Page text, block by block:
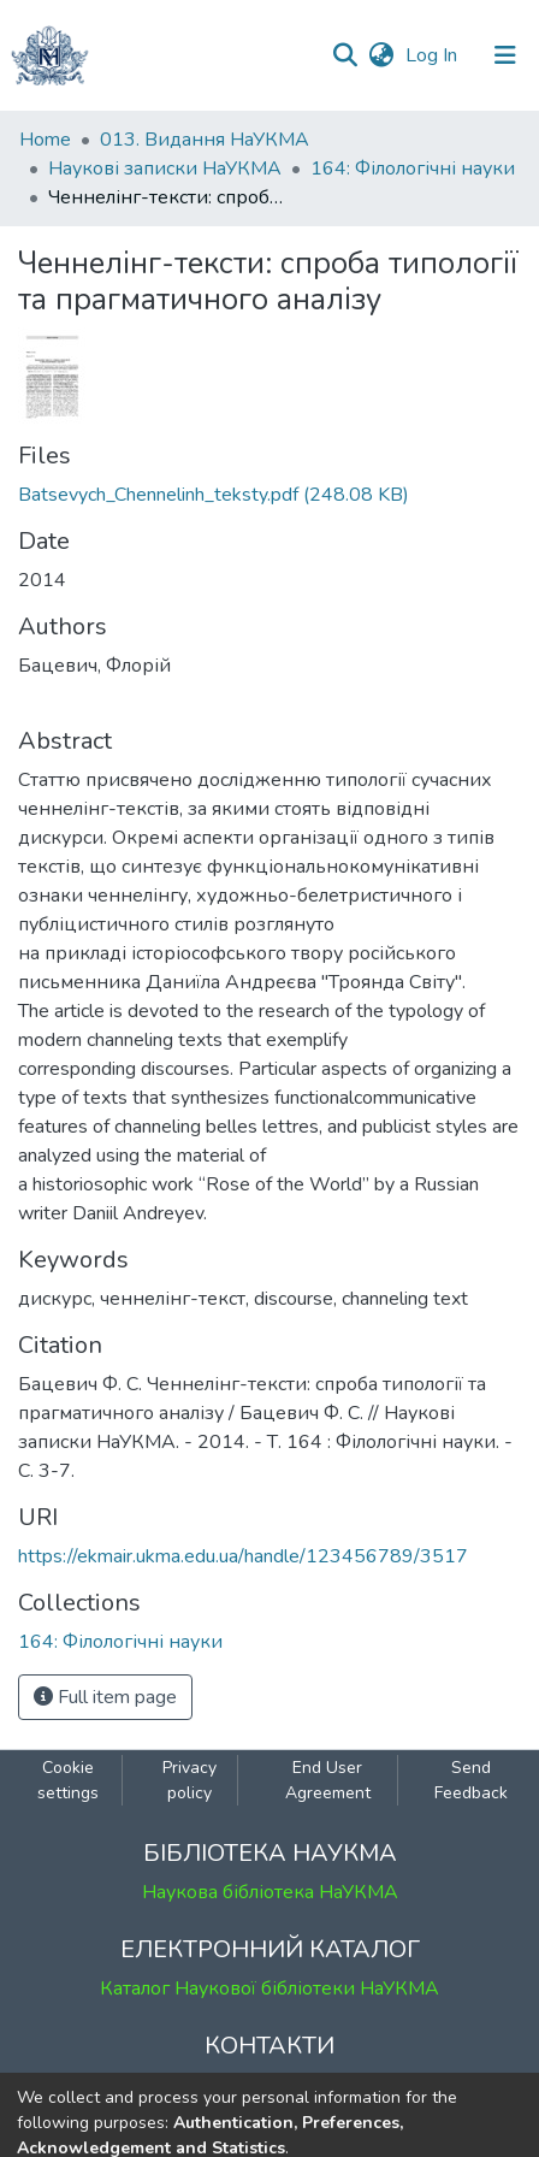
Log In (current)
Communities
&
Collections
Statistics
Home
013. Видання НаУКМА
Наукові записки НаУКМА
164: Філологічні науки
Ченнелінг-тексти: спроба типології та прагматичного аналізу
Ченнелінг-тексти: спроба типології
та прагматичного аналізу
Files
Batsevych_Chennelinh_teksty.pdf(248.08 KB)
Date
2014
Authors
Бацевич, Флорій
Abstract
Статтю присвячено дослідженню типології сучасних
ченнелінг-текстів, за якими стоять відповідні
дискурси. Окремі аспекти організації одного з типів
текстів, що синтезує функціональнокомунікативні
ознаки ченнелінгу, художньо-белетристичного і
публіцистичного стилів розглянуто
на прикладі історіософського твору російського
письменника Даниїла Андреєва "Троянда Світу".
The article is devoted to the research of the typology of
modern channeling texts that exemplify
corresponding discourses. Particular aspects of organizing a
type of texts that synthesizes functionalcommunicative
features of channeling belles lettres, and publicist styles are
analyzed using the material of
a historiosophic work “Rose of the World” by a Russian
writer Daniil Andreyev.
Keywords
дискурс, ченнелінг-текст, discourse, channeling text
Citation
Бацевич Ф. С. Ченнелінг-тексти: спроба типології та
прагматичного аналізу / Бацевич Ф. С. // Наукові
записки НаУКМА. - 2014. - Т. 164 : Філологічні науки. -
С. 3-7.
URI
https://ekmair.ukma.edu.ua/handle/123456789/3517
Collections
164: Філологічні науки
Full item page
Cookie
settings
Privacy
policy
End User
Agreement
Send
Feedback
БІБЛІОТЕКА НАУКМА
Наукова бібліотека НаУКМА
ЕЛЕКТРОННИЙ КАТАЛОГ
Каталог Наукової бібліотеки НаУКМА
КОНТАКТИ
м. Київ, вул. Григорія Сковороди, 2
к. 1, к. 120
We collect and process your personal information for the
following purposes: Authentication, Preferences,
Acknowledgement and Statistics.